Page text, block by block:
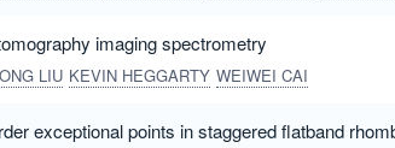
imaging spectrometry
LIU KEVIN HEGGARTY WEIWEI CAI
exceptional points in staggered flatband